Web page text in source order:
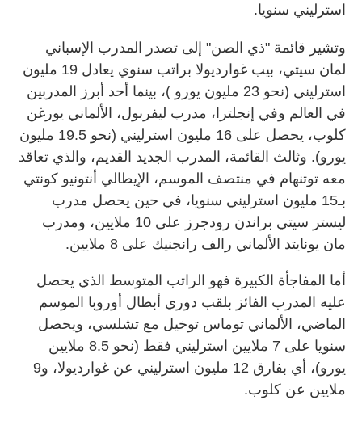
استرليني سنويا.
وتشير قائمة "ذي الصن" إلى تصدر المدرب الإسباني
لمان سيتي، بيب غوارديولا براتب سنوي يعادل 19 مليون
استرليني (نحو 23 مليون يورو )، بينما أحد أبرز المدربين
في العالم وفي إنجلترا، مدرب ليفربول، الألماني يورغن
كلوب، يحصل على 16 مليون استرليني (نحو 19.5 مليون
يورو). وثالث القائمة، المدرب الجديد القديم، والذي تعاقد
معه توتنهام في منتصف الموسم، الإيطالي أنتونيو كونتي
بـ15 مليون استرليني سنويا، في حين يحصل مدرب
ليستر سيتي براندن رودجرز على 10 ملايين، ومدرب
مان يونايتد الألماني رالف رانجنيك على 8 ملايين.
أما المفاجأة الكبيرة فهو الراتب المتوسط الذي يحصل
عليه المدرب الفائز بلقب دوري أبطال أوروبا الموسم
الماضي، الألماني توماس توخيل مع تشلسي، ويحصل
سنويا على 7 ملايين استرليني فقط (نحو 8.5 ملايين
يورو)، أي بفارق 12 مليون استرليني عن غوارديولا، و9
ملايين عن كلوب.